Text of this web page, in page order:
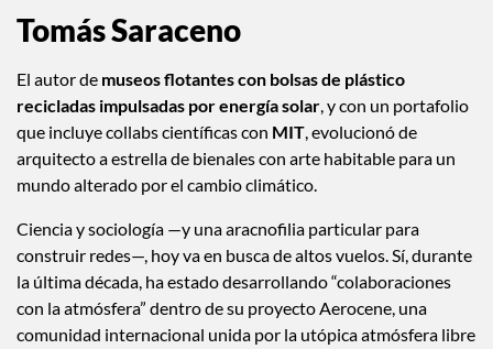
Tomás Saraceno
El autor de museos flotantes con bolsas de plástico
recicladas impulsadas por energía solar, y con un portafolio
que incluye collabs científicas con MIT, evolucionó de
arquitecto a estrella de bienales con arte habitable para un
mundo alterado por el cambio climático.
Ciencia y sociología —y una aracnofilia particular para
construir redes—, hoy va en busca de altos vuelos. Sí, durante
la última década, ha estado desarrollando “colaboraciones
con la atmósfera” dentro de su proyecto Aerocene, una
comunidad internacional unida por la utópica atmósfera libre